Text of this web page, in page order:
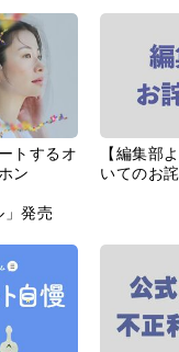
教えてく
【編集部
不正利用
ータの収集と利用について
約